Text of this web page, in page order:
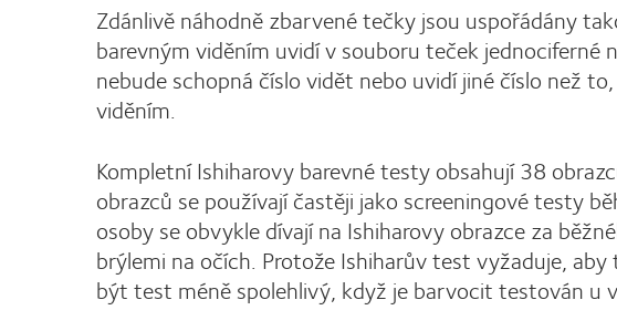
Zdánlivě náhodně zbarvené tečky jsou uspořádány
barevným viděním uvidí v souboru teček jednociferné
nebude schopná číslo vidět nebo uvidí jiné číslo než
viděním.
Kompletní Ishiharovy barevné testy obsahují 38
obrazců se používají častěji jako screeningové testy
osoby se obvykle dívají na Ishiharovy obrazce za
brýlemi na očích. Protože Ishiharův test vyžaduje,
být test méně spolehlivý, když je barvocit testován u